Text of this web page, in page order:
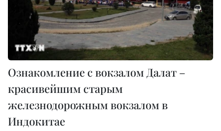
Ознакомление с вокзалом Далат –
красивейшим старым
железнодорожным вокзалом в
Индокитае